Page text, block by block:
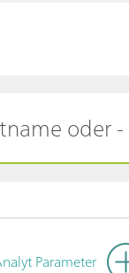
Analyt Parameter